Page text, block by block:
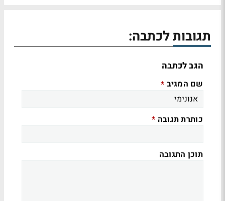
תגובות לכתבה:
הגב לכתבה
שם המגיב *
כותרת תגובה *
תוכן התגובה